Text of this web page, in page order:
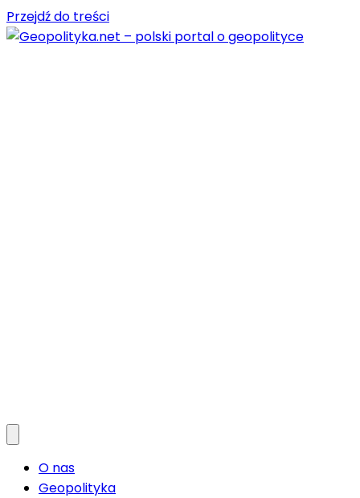
Przejdź do treści
O nas
Geopolityka